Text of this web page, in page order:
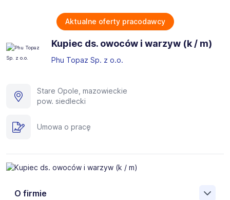
Aktualne oferty pracodawcy
Kupiec ds. owoców i warzyw (k / m)
Phu Topaz Sp. z o.o.
Stare Opole, mazowieckie
pow. siedlecki
Umowa o pracę
O firmie